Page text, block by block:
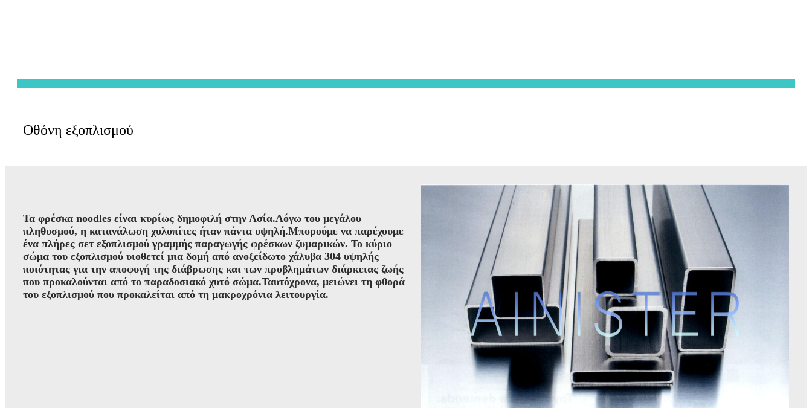
Οθόνη εξοπλισμού
Τα φρέσκα noodles είναι κυρίως δημοφιλή στην Ασία.Λόγω του μεγάλου
πληθυσμού, η κατανάλωση χυλοπίτες ήταν πάντα υψηλή.Μπορούμε να παρέχουμε
ένα πλήρες σετ εξοπλισμού γραμμής παραγωγής φρέσκων ζυμαρικών. Το κύριο
σώμα του εξοπλισμού υιοθετεί μια δομή από ανοξείδωτο χάλυβα 304 υψηλής
ποιότητας για την αποφυγή της διάβρωσης και των προβλημάτων διάρκειας ζωής
που προκαλούνται από το παραδοσιακό χυτό σώμα.Ταυτόχρονα, μειώνει τη φθορά
του εξοπλισμού που προκαλείται από τη μακροχρόνια λειτουργία.